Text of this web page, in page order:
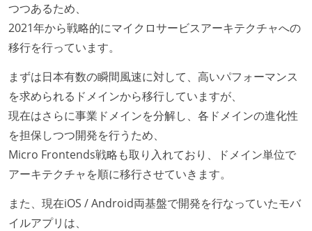
つつあるため、
2021年から戦略的にマイクロサービスアーキテクチャへの
移行を行っています。
まずは日本有数の瞬間風速に対して、高いパフォーマンス
を求められるドメインから移行していますが、
現在はさらに事業ドメインを分解し、各ドメインの進化性
を担保しつつ開発を行うため、
Micro Frontends戦略も取り入れており、ドメイン単位で
アーキテクチャを順に移行させていきます。
また、現在iOS / Android両基盤で開発を行なっていたモバ
イルアプリは、